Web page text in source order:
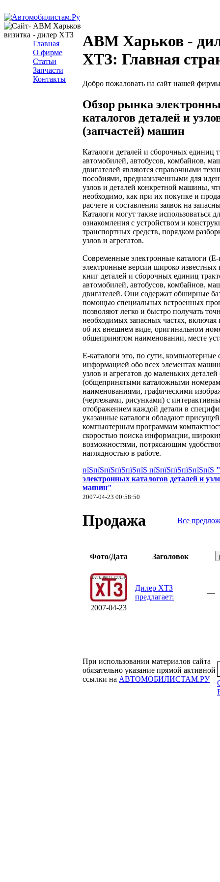
ABM Харьков
- дилер ХТЗ
Главная
О фирме
Статьи
Запчасти
Контакты
ABM Харьков -
ХТЗ: Главная
Добро пожаловать на сайт нашей
Обзор рынка
каталогов деталей и
(запчастей) машин
Каталоги деталей и сборочных единиц
автомобилей, автобусов, комбайнов,
двигателей являются справочными
пособиями, предназначенными для
узлов и деталей конкретной машины,
необходимо, как при их покупке и
расчете и составлении заявок на
Каталоги могут также использоваться
ознакомления с устройством и
транспортных средств, порядком
узлов и агрегатов.
Современные электронные каталоги (Е-
электронные версии широко известных
книг деталей и сборочных единиц
автомобилей, автобусов, комбайнов,
двигателей. Они содержат обширные
помощью специальных встроенных
позволяют легко и быстро получать
необходимых запасных частях,
об их внешнем виде, оригинальном
общепринятом наименовании, месте
Е-каталоги это, по сути, компьютерные
информацией обо всех элементах
узлов и агрегатов до маленьких
(общепринятыми каталожными
наименованиями, графическими
(чертежами, рисунками) с
отображением каждой детали в
указанные каталоги обладают присущей
компьютерным программам
скоростью поиска информации,
возможностями, потрясающим
наглядностью в работе.
пїЅпїЅпїЅпїЅпїЅпїЅ пїЅпїЅпїЅпїЅпїЅпїЅ
электронных каталогов деталей и
машин"
2007-04-23 00:58:50
Продажа Все
Фото/Дата Заголовок
2007-04-23
Дилер ХТЗ
предлагает:
—
При использовании материалов сайта
обязательно указание прямой активной
ссылки на АВТОМОБИЛИСТАМ.РУ